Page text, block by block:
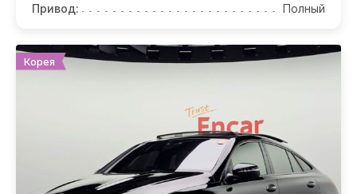
Привод:
Полный
Корея